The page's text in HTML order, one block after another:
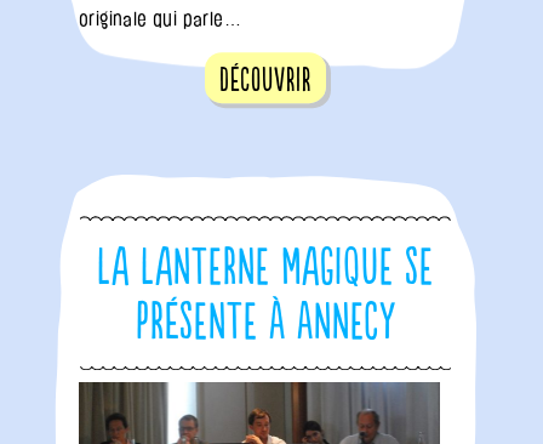
originale qui parle…
Découvrir
La Lanterne Magique se
présente à Annecy